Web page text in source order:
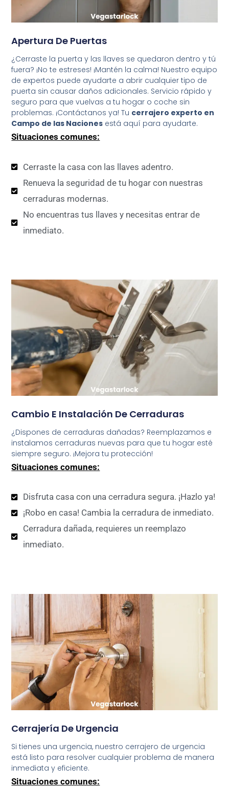
Apertura De Puertas
¿Cerraste la puerta y las llaves se quedaron dentro y tú
fuera? ¡No te estreses! ¡Mantén la calma! Nuestro equipo
de expertos puede ayudarte a abrir cualquier tipo de
puerta sin causar daños adicionales. Servicio rápido y
seguro para que vuelvas a tu hogar o coche sin
problemas. ¡Contáctanos ya! Tu cerrajero experto en
Campo de las Naciones está aquí para ayudarte.
Situaciones comunes:
Cerraste la casa con las llaves adentro.
Renueva la seguridad de tu hogar con nuestras
cerraduras modernas.
No encuentras tus llaves y necesitas entrar de
inmediato.
Cambio E Instalación De Cerraduras
¿Dispones de cerraduras dañadas? Reemplazamos e
instalamos cerraduras nuevas para que tu hogar esté
siempre seguro. ¡Mejora tu protección!
Situaciones comunes:
Disfruta casa con una cerradura segura. ¡Hazlo ya!
¡Robo en casa! Cambia la cerradura de inmediato.
Cerradura dañada, requieres un reemplazo
inmediato.
Cerrajería De Urgencia
Si tienes una urgencia, nuestro cerrajero de urgencia
está listo para resolver cualquier problema de manera
inmediata y eficiente.
Situaciones comunes: